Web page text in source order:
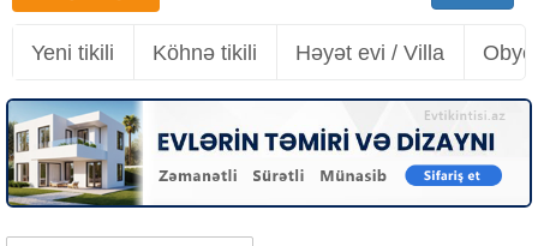
Yeni tikili Köhnə tikili Həyət evi / Villa